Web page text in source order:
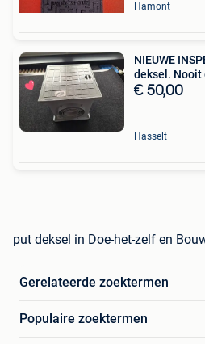
Hamont
NIEUWE
deksel. Nooit
€ 50,00
Hasselt
put deksel in Doe-het-zelf en
Gerelateerde zoektermen
Populaire zoektermen